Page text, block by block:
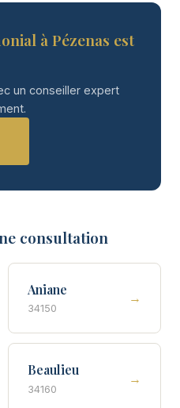
à Pézenas est
un conseiller expert
consultation
Aniane
34150
→
Beaulieu
34160
→